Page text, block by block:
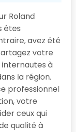
Roland
êtes
avez été
votre
internautes à
la région.
professionnel
votre
ceux qui
qualité à